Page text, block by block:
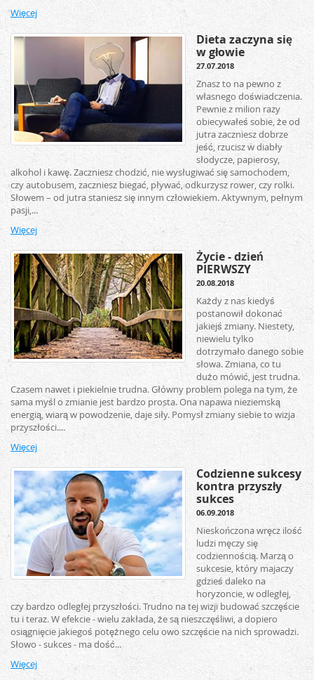
Więcej
Dieta zaczyna się
w głowie
27.07.2018
Znasz to na pewno z
własnego doświadczenia.
Pewnie z milion razy
obiecywałeś sobie, że od
jutra zaczniesz dobrze
jeść, rzucisz w diabły
słodycze, papierosy,
alkohol i kawę. Zaczniesz chodzić, nie wysługiwać się samochodem,
czy autobusem, zaczniesz biegać, pływać, odkurzysz rower, czy rolki.
Słowem – od jutra staniesz się innym człowiekiem. Aktywnym, pełnym
pasji,...
Więcej
Życie - dzień
PIERWSZY
20.08.2018
Każdy z nas kiedyś
postanowił dokonać
jakiejś zmiany. Niestety,
niewielu tylko
dotrzymało danego sobie
słowa. Zmiana, co tu
dużo mówić, jest trudna.
Czasem nawet i piekielnie trudna. Główny problem polega na tym, że
sama myśl o zmianie jest bardzo prosta. Ona napawa nieziemską
energią, wiarą w powodzenie, daje siły. Pomysł zmiany siebie to wizja
przyszłości....
Więcej
Codzienne sukcesy
kontra przyszły
sukces
06.09.2018
Nieskończona wręcz ilość
ludzi męczy się
codziennością. Marzą o
sukcesie, który majaczy
gdzieś daleko na
horyzoncie, w odległej,
czy bardzo odległej przyszłości. Trudno na tej wizji budować szczęście
tu i teraz. W efekcie - wielu zakłada, że są nieszczęśliwi, a dopiero
osiągnięcie jakiegoś potężnego celu owo szczęście na nich sprowadzi.
Słowo - sukces - ma dość...
Więcej